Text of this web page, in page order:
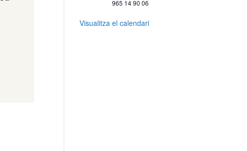
965 14 90 06
Visualitza el calendari